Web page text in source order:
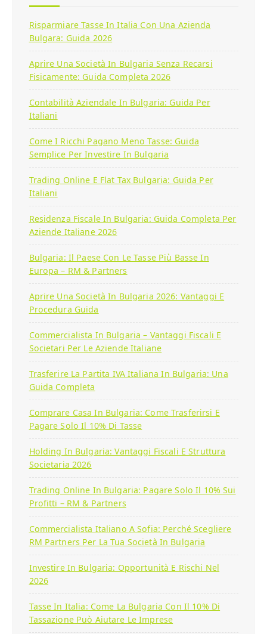
Risparmiare Tasse In Italia Con Una Azienda
Bulgara: Guida 2026
Aprire Una Società In Bulgaria Senza Recarsi
Fisicamente: Guida Completa 2026
Contabilità Aziendale In Bulgaria: Guida Per
Italiani
Come I Ricchi Pagano Meno Tasse: Guida
Semplice Per Investire In Bulgaria
Trading Online E Flat Tax Bulgaria: Guida Per
Italiani
Residenza Fiscale In Bulgaria: Guida Completa Per
Aziende Italiane 2026
Bulgaria: Il Paese Con Le Tasse Più Basse In
Europa – RM & Partners
Aprire Una Società In Bulgaria 2026: Vantaggi E
Procedura Guida
Commercialista In Bulgaria – Vantaggi Fiscali E
Societari Per Le Aziende Italiane
Trasferire La Partita IVA Italiana In Bulgaria: Una
Guida Completa
Comprare Casa In Bulgaria: Come Trasferirsi E
Pagare Solo Il 10% Di Tasse
Holding In Bulgaria: Vantaggi Fiscali E Struttura
Societaria 2026
Trading Online In Bulgaria: Pagare Solo Il 10% Sui
Profitti – RM & Partners
Commercialista Italiano A Sofia: Perché Scegliere
RM Partners Per La Tua Società In Bulgaria
Investire In Bulgaria: Opportunità E Rischi Nel
2026
Tasse In Italia: Come La Bulgaria Con Il 10% Di
Tassazione Può Aiutare Le Imprese